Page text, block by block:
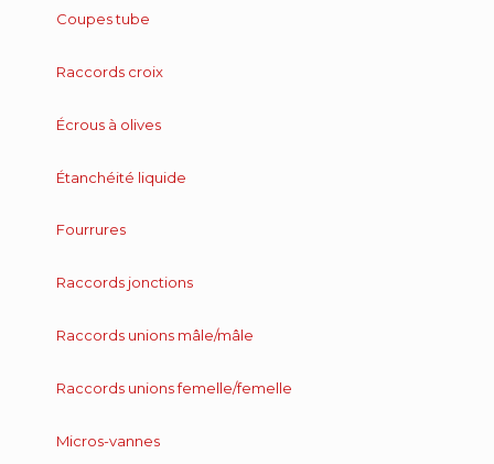
Coupes tube
Raccords croix
Écrous à olives
Étanchéité liquide
Fourrures
Raccords jonctions
Raccords unions mâle/mâle
Raccords unions femelle/femelle
Micros-vannes